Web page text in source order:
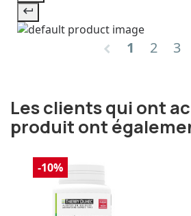
chevron_left 1 2 3
Les clients qui ont
produit ont
-10%